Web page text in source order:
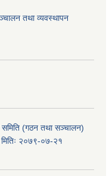
तथा व्यवस्थापन
समिति (गठन तथा सञ्चालन)
मितिः २०७९-०७-२१